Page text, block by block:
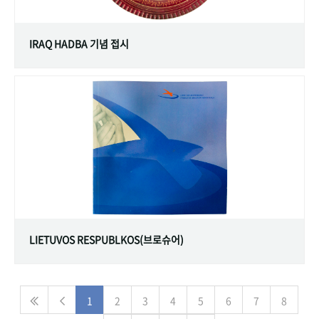
IRAQ HADBA 기념 접시
LIETUVOS RESPUBLKOS(브로슈어)
1 2 3 4 5 6 7 8